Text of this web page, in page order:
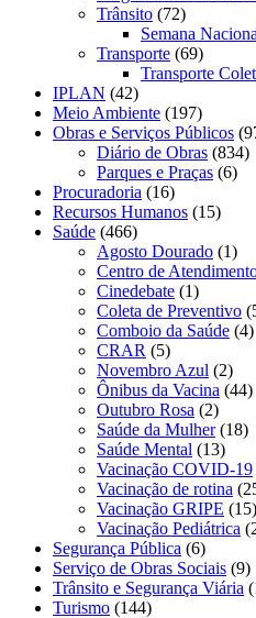
Trânsito (72)
Semana
Transporte (69)
Transporte
IPLAN (42)
Meio Ambiente (197)
Obras e Serviços Públicos
Diário de Obras (834)
Parques e Praças (6)
Procuradoria (16)
Recursos Humanos (15)
Saúde (466)
Agosto Dourado (1)
Centro de
Cinedebate (1)
Coleta de Preventivo
Comboio da Saúde (4)
CRAR (5)
Novembro Azul (2)
Ônibus da Vacina (44)
Outubro Rosa (2)
Saúde da Mulher(18)
Saúde Mental (13)
Vacinação COVID-19
Vacinação de rotina
Vacinação GRIPE (15)
Vacinação Pediátrica
Segurança Pública (6)
Serviço de Obras Sociais (9)
Trânsito e Segurança Viária
Turismo (144)